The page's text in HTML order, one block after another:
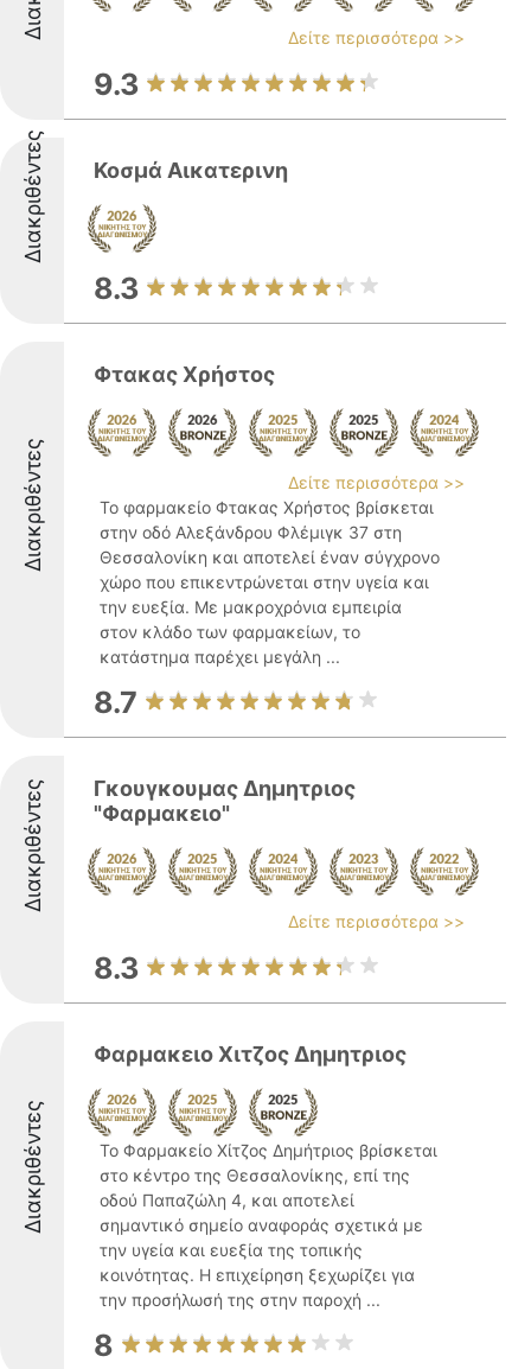
Δείτε περισσότερα >>
9.3
Διακριθέντες Κοσμά Αικατερινη
8.3
Διακριθέντες
Φτακας Χρήστος
Δείτε περισσότερα >>
Το φαρμακείο Φτακας Χρήστος βρίσκεται
στην οδό Αλεξάνδρου Φλέμιγκ 37 στη
Θεσσαλονίκη και αποτελεί έναν σύγχρονο
χώρο που επικεντρώνεται στην υγεία και
την ευεξία. Με μακροχρόνια εμπειρία
στον κλάδο των φαρμακείων, το
κατάστημα παρέχει μεγάλη ...
8.7
Διακριθέντες
Γκουγκουμας Δημητριος
"Φαρμακειο"
Δείτε περισσότερα >>
8.3
Διακριθέντες
Φαρμακειο Χιτζος Δημητριος
Το Φαρμακείο Χίτζος Δημήτριος βρίσκεται
στο κέντρο της Θεσσαλονίκης, επί της
οδού Παπαζώλη 4, και αποτελεί
σημαντικό σημείο αναφοράς σχετικά με
την υγεία και ευεξία της τοπικής
κοινότητας. Η επιχείρηση ξεχωρίζει για
την προσήλωσή της στην παροχή ...
8